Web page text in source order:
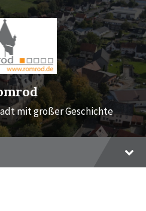
mit großer Geschichte